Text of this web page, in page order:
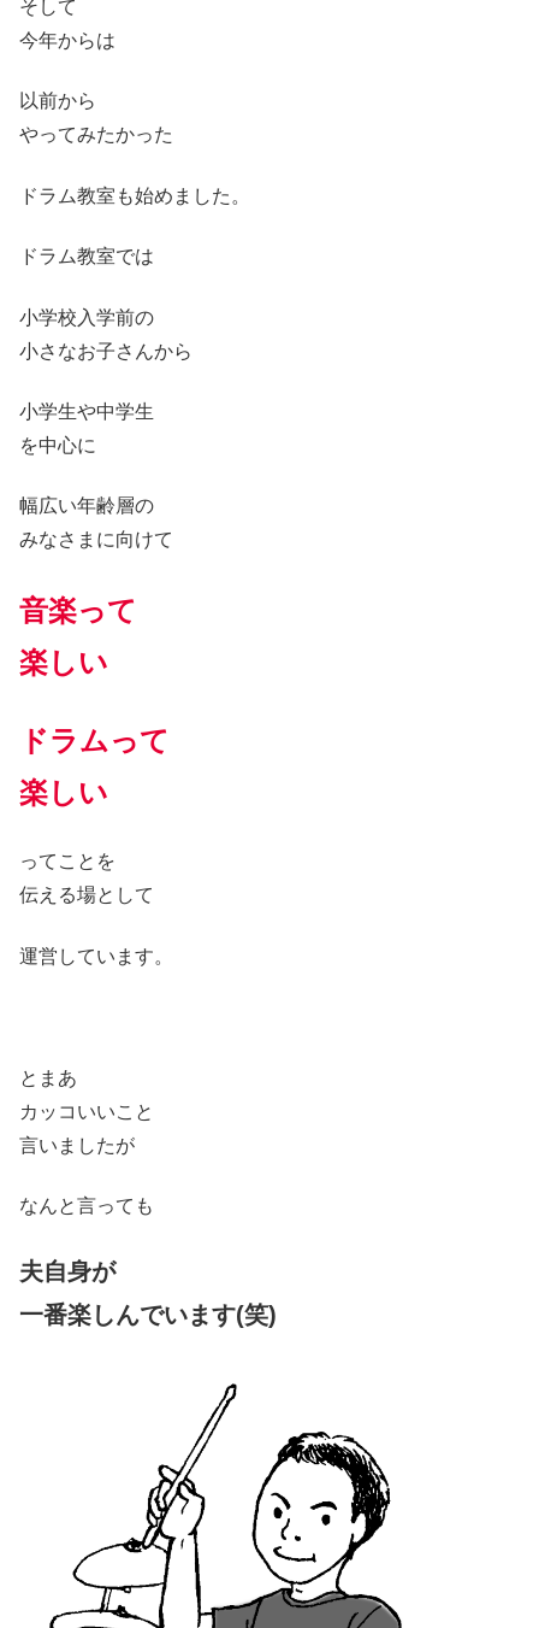
そして
今年からは
以前から
やってみたかった
ドラム教室も始めました。
ドラム教室では
小学校入学前の
小さなお子さんから
小学生や中学生
を中心に
幅広い年齢層の
みなさまに向けて
音楽って
楽しい
ドラムって
楽しい
ってことを
伝える場として
運営しています。
とまあ
カッコいいこと
言いましたが
なんと言っても
夫自身が
一番楽しんでいます(笑)